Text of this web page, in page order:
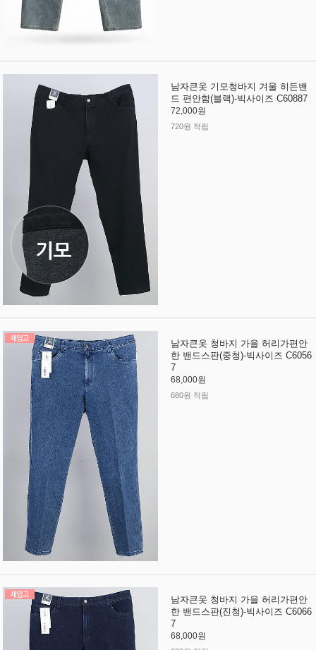
남자큰옷 기모청바지 겨울 히든밴
드 편안함(블랙)-빅사이즈 C60887
72,000원
720원 적립
남자큰옷 청바지 가을 허리가편안
한 밴드스판(중청)-빅사이즈 C6056
7
68,000원
680원 적립
남자큰옷 청바지 가을 허리가편안
한 밴드스판(진청)-빅사이즈 C6066
7
68,000원